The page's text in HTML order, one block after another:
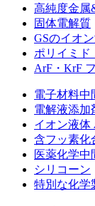
高純度金属
固体電解質
GSのイオ
ポリイミド
ArF・KrF
電子材料中
電解液添加
イオン液体
含フッ素化
医薬化学中
シリコーン
特別な化学